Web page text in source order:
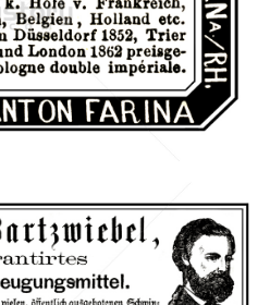
Johann Maria Farina, Köln 1865